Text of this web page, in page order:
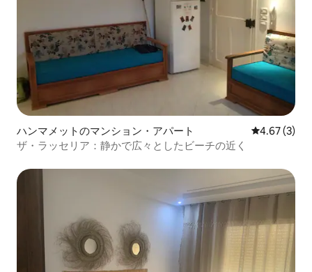
ハンマメットのマンション・アパート レビュー3
4.67 (3)
ザ・ラッセリア：静かで広々としたビーチの近く